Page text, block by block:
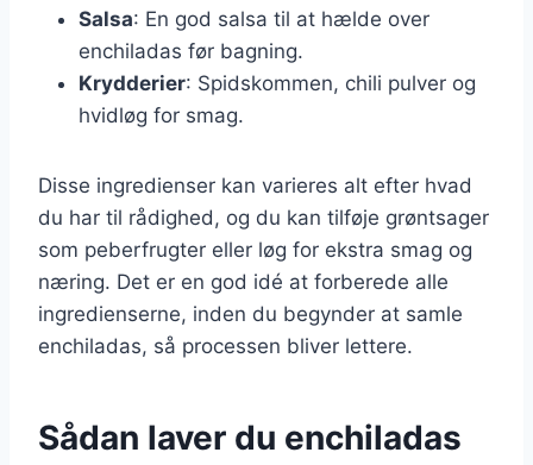
Salsa: En god salsa til at hælde over
enchiladas før bagning.
Krydderier: Spidskommen, chili pulver og
hvidløg for smag.
Disse ingredienser kan varieres alt efter hvad
du har til rådighed, og du kan tilføje grøntsager
som peberfrugter eller løg for ekstra smag og
næring. Det er en god idé at forberede alle
ingredienserne, inden du begynder at samle
enchiladas, så processen bliver lettere.
Sådan laver du enchiladas